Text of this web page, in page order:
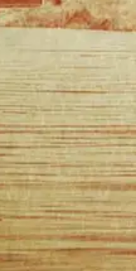
tai niitä voisi muuten